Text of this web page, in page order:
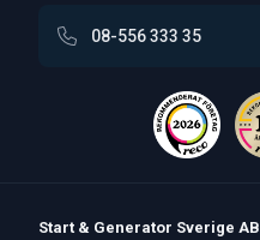
08-556 333 35
Start & Generator Sverige AB